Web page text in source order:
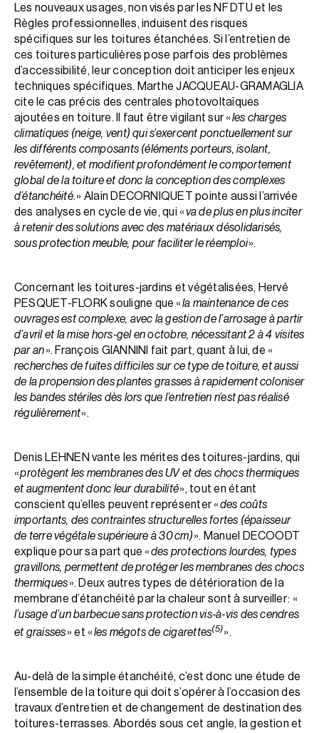
Les nouveaux usages, non visés par les NF DTU et les
Règles professionnelles, induisent des risques
spécifiques sur les toitures étanchées. Si l’entretien de
ces toitures particulières pose parfois des problèmes
d’accessibilité, leur conception doit anticiper les enjeux
techniques spécifiques. Marthe JACQUEAU-GRAMAGLIA
cite le cas précis des centrales photovoltaïques
ajoutées en toiture. Il faut être vigilant sur «les charges
climatiques (neige, vent) qui s’exercent ponctuellement sur
les différents composants (éléments porteurs, isolant,
revêtement), et modifient profondément le comportement
global de la toiture et donc la conception des complexes
d’étanchéité. » Alain DECORNIQUET pointe aussi l’arrivée
des analyses en cycle de vie, qui «va de plus en plus inciter
à retenir des solutions avec des matériaux désolidarisés,
sous protection meuble, pour faciliter le réemploi».
Concernant les toitures-jardins et végétalisées, Hervé
PESQUET-FLORK souligne que «la maintenance de ces
ouvrages est complexe, avec la gestion de l’arrosage à partir
d’avril et la mise hors-gel en octobre, nécessitant 2 à 4 visites
par an». François GIANNINI fait part, quant à lui, de «
recherches de fuites difficiles sur ce type de toiture, et aussi
de la propension des plantes grasses à rapidement coloniser
les bandes stériles dès lors que l’entretien n’est pas réalisé
régulièrement».
Denis LEHNEN vante les mérites des toitures-jardins, qui
«protègent les membranes des UV et des chocs thermiques
et augmentent donc leur durabilité», tout en étant
conscient qu’elles peuvent représenter «des coûts
importants, des contraintes structurelles fortes (épaisseur
de terre végétale supérieure à 30 cm)». Manuel DECOODT
explique pour sa part que «des protections lourdes, types
gravillons, permettent de protéger les membranes des chocs
thermiques». Deux autres types de détérioration de la
membrane d’étanchéité par la chaleur sont à surveiller : «
l’usage d’un barbecue sans protection vis-à-vis des cendres
et graisses» et «les mégots de cigarettes(5)».
Au-delà de la simple étanchéité, c’est donc une étude de
l’ensemble de la toiture qui doit s’opérer à l’occasion des
travaux d’entretien et de changement de destination des
toitures-terrasses. Abordés sous cet angle, la gestion et